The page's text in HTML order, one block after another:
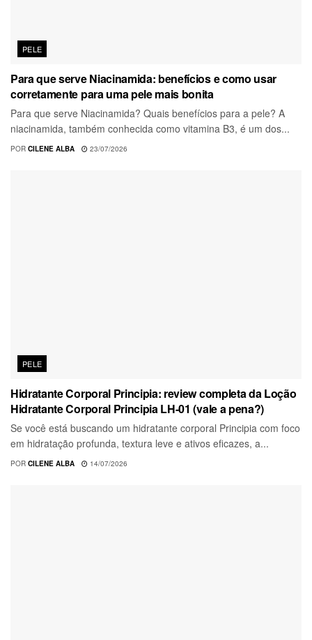
PELE
Para que serve Niacinamida: benefícios e como usar
corretamente para uma pele mais bonita
Para que serve Niacinamida? Quais benefícios para a pele? A
niacinamida, também conhecida como vitamina B3, é um dos...
POR CILENE ALBA 23/07/2026
PELE
Hidratante Corporal Principia: review completa da Loção
Hidratante Corporal Principia LH-01 (vale a pena?)
Se você está buscando um hidratante corporal Principia com foco
em hidratação profunda, textura leve e ativos eficazes, a...
POR CILENE ALBA 14/07/2026